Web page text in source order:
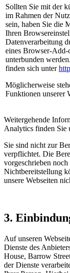
Sollten Sie mit der
im Rahmen der
sein, haben Sie die
Ihren
Datenverarbeitung
eines Browser-
unterbunden
finden sich unter
Möglicherweise
Funktionen unserer
Weitergehende
Analytics finden Sie
Sie sind nicht zur
verpflichtet. Die
vorgeschrieben
Nichtbereitstellung
unsere Webseiten
3.
Auf unseren
Dienste des
House, Barrow
der Dienste